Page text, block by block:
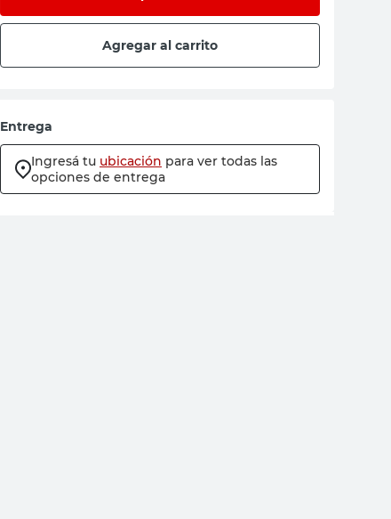
Agregar al carrito
Entrega
Ingresá tu ubicación para ver todas las
opciones de entrega